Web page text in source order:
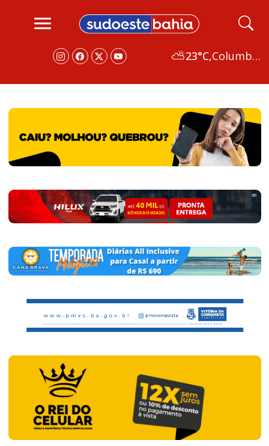
⛅23°C, Columbus